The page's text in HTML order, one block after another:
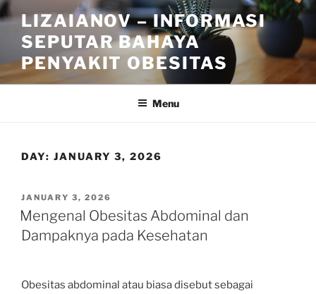
Skip
to
content
LIZAIANOV – INFORMASI
SEPUTAR BAHAYA
PENYAKIT OBESITAS
Menu
DAY: JANUARY 3, 2026
POSTED
ON
JANUARY 3, 2026
Mengenal Obesitas Abdominal dan
Dampaknya pada Kesehatan
Obesitas abdominal atau biasa disebut sebagai